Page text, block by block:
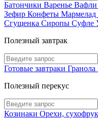
Батончики Варенье Вафли
Зефир Конфеты Мармелад
Сгущенка Сиропы Суфле
Полезный завтрак
Готовые завтраки Гранола
Полезный перекус
Козинаки Орехи,